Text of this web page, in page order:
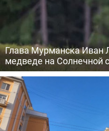
Глава Мурманска Иван
медведе на Солнечной